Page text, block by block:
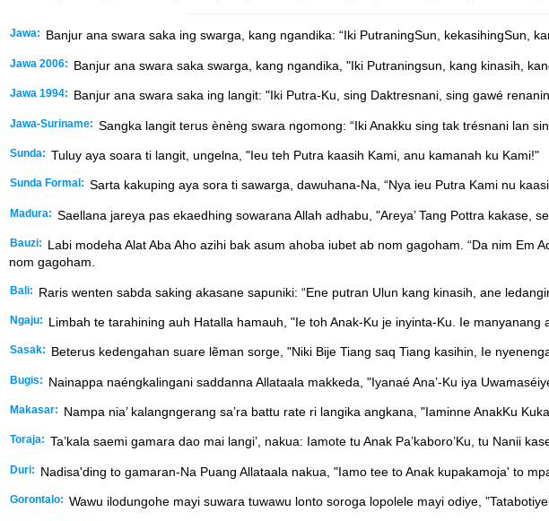
Jawa: Banjur ana swara saka ing swarga, kang ngandika: “Iki PutraningSun, kekasihingSun,
Jawa 2006: Banjur ana swara saka swarga, kang ngandika, "Iki Putraningsun, kang kinasih,
Jawa 1994: Banjur ana swara saka ing langit: "Iki Putra-Ku, sing Daktresnani, sing gawé
Jawa-Suriname: Sangka langit terus ènèng swara ngomong: “Iki Anakku sing tak trésnani lan
Sunda: Tuluy aya soara ti langit, ungelna, "Ieu teh Putra kaasih Kami, anu kamanah ku Kami!"
Sunda Formal: Sarta kakuping aya sora ti sawarga, dawuhana-Na, “Nya ieu Putra Kami nu
Madura: Saellana jareya pas ekaedhing sowarana Allah adhabu, "Areya’ Tang Pottra kakase,
Bauzi:
Labi modeha Alat Aba Aho azihi bak asum ahoba iubet ab nom gagoham. “Da nim
nom gagoham.
Bali: Raris wenten sabda saking akasane sapuniki: “Ene putran Ulun kang kinasih, ane
Ngaju: Limbah te tarahining auh Hatalla hamauh, "Ie toh Anak-Ku je inyinta-Ku. Ie manyanang
Sasak: Beterus kedengahan suare lẽman sorge, "Niki Bije Tiang saq Tiang kasihin, Ie
Bugis: Nainappa naéngkalingani saddanna Allataala makkeda, "Iyanaé Ana’-Ku iya
Makasar: Nampa nia’ kalangngerang sa’ra battu rate ri langika angkana, "Iaminne AnakKu
Toraja: Ta’kala saemi gamara dao mai langi’, nakua: Iamote tu Anak Pa’kaboro’Ku, tu Nanii
Duri: Nadisa'ding to gamaran-Na Puang Allataala nakua, "Iamo tee to Anak kupakamoja' to
Gorontalo: Wawu ilodungohe mayi suwara tuwawu lonto soroga lopolele mayi odiye,